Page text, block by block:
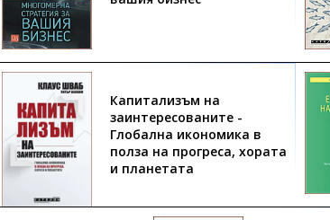
Капитализъм на
заинтересованите -
Глобална икономика в
полза на прогреса, хората
и планетата